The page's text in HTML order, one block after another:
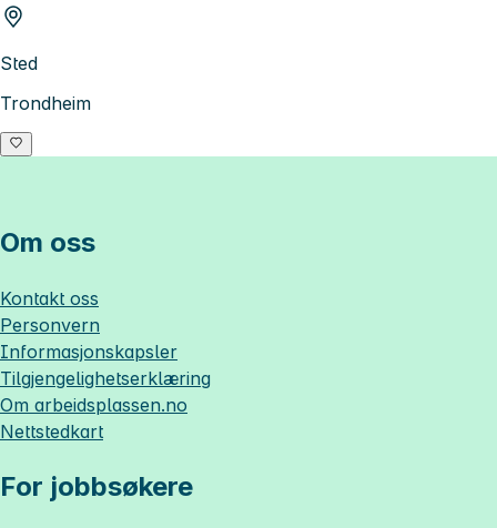
Sted
Trondheim
Om oss
Kontakt oss
Personvern
Informasjonskapsler
Tilgjengelighetserklæring
Om arbeidsplassen.no
Nettstedkart
For jobbsøkere